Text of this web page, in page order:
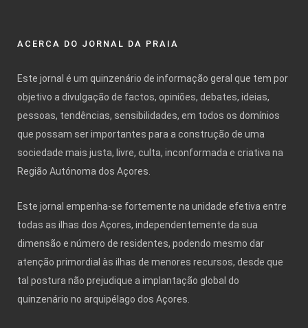
ACERCA DO JORNAL DA PRAIA
Este jornal é um quinzenário de informação geral que tem por
objetivo a divulgação de factos, opiniões, debates, ideias,
pessoas, tendências, sensibilidades, em todos os domínios
que possam ser importantes para a construção de uma
sociedade mais justa, livre, culta, inconformada e criativa na
Região Autónoma dos Açores.
Este jornal empenha-se fortemente na unidade efetiva entre
todas as ilhas dos Açores, independentemente da sua
dimensão e número de residentes, podendo mesmo dar
atenção primordial às ilhas de menores recursos, desde que
tal postura não prejudique a implantação global do
quinzenário no arquipélago dos Açores.